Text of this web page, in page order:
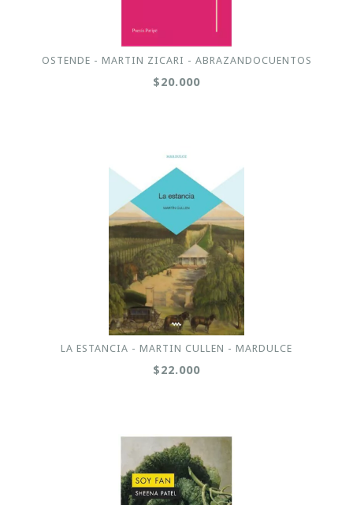
OSTENDE - MARTIN ZICARI - ABRAZANDOCUENTOS
$20.000
LA ESTANCIA - MARTIN CULLEN - MARDULCE
$22.000